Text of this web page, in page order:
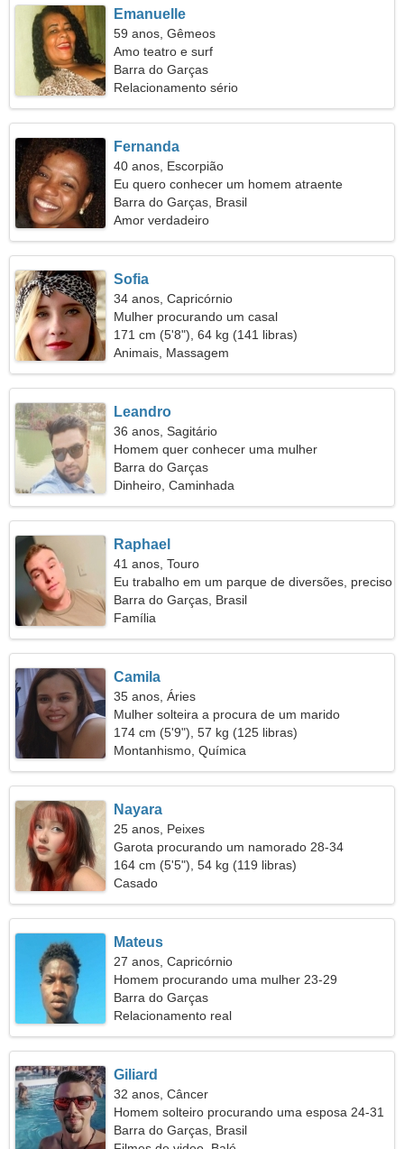
Emanuelle
59 anos, Gêmeos
Amo teatro e surf
Barra do Garças
Relacionamento sério
Fernanda
40 anos, Escorpião
Eu quero conhecer um homem atraente
Barra do Garças, Brasil
Amor verdadeiro
Sofia
34 anos, Capricórnio
Mulher procurando um casal
171 cm (5'8"), 64 kg (141 libras)
Animais, Massagem
Leandro
36 anos, Sagitário
Homem quer conhecer uma mulher
Barra do Garças
Dinheiro, Caminhada
Raphael
41 anos, Touro
Eu trabalho em um parque de diversões, preciso
de uma mulher inteligente
Barra do Garças, Brasil
Família
Camila
35 anos, Áries
Mulher solteira a procura de um marido
174 cm (5'9"), 57 kg (125 libras)
Montanhismo, Química
Nayara
25 anos, Peixes
Garota procurando um namorado 28-34
164 cm (5'5"), 54 kg (119 libras)
Casado
Mateus
27 anos, Capricórnio
Homem procurando uma mulher 23-29
Barra do Garças
Relacionamento real
Giliard
32 anos, Câncer
Homem solteiro procurando uma esposa 24-31
Barra do Garças, Brasil